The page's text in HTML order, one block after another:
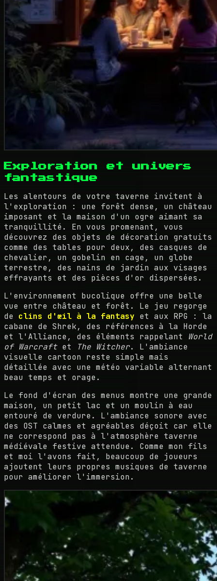
Exploration et univers
fantastique
Les alentours de votre taverne invitent à
l'exploration : une forêt dense, un château
imposant et la maison d'un ogre aimant sa
tranquillité. En vous promenant, vous
découvrez des objets de décoration gratuits
comme des tables pour deux, des casques de
chevalier, un gobelin en cage, un globe
terrestre, des nains de jardin aux visages
effrayants et des pièces d'or dispersées.
L'environnement bucolique offre une belle
vue entre château et forêt. Le jeu regorge
de clins d'œil à la fantasy et aux RPG : la
cabane de Shrek, des références à la Horde
et l'Alliance, des éléments rappelant World
of Warcraftet The Witcher. L'ambiance
visuelle cartoon reste simple mais
détaillée avec une météo variable alternant
beau temps et orage.
Le fond d'écran des menus montre une grande
maison, un petit lac et un moulin à eau
entouré de verdure. L'ambiance sonore avec
des OST calmes et agréables déçoit car elle
ne correspond pas à l'atmosphère taverne
médiévale festive attendue. Comme mon fils
et moi l'avons fait, beaucoup de joueurs
ajoutent leurs propres musiques de taverne
pour améliorer l'immersion.